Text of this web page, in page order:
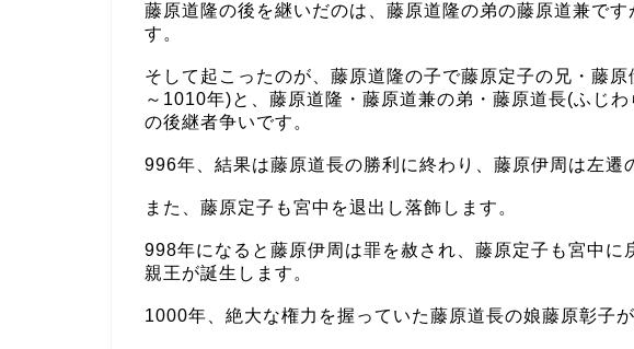
藤原道隆の後を継いだのは、藤原道隆の弟の藤原道兼で
す。
そして起こったのが、藤原道隆の子で藤原定子の兄・藤
～1010年)と、藤原道隆・藤原道兼の弟・藤原道長(ふじ
の後継者争いです。
996年、結果は藤原道長の勝利に終わり、藤原伊周は左遷
また、藤原定子も宮中を退出し落飾します。
998年になると藤原伊周は罪を赦され、藤原定子も宮中に
親王が誕生します。
1000年、絶大な権力を握っていた藤原道長の娘藤原彰子